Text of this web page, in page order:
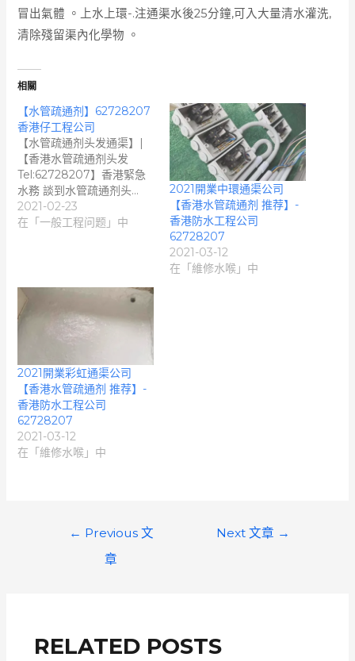
冒出氣體 。上水上環-.注通渠水後25分鐘,可入大量清水灌洗,
清除殘留渠內化學物 。
相關
【水管疏通剂】62728207
香港仔工程公司
【水管疏通剂头发通渠】|
【香港水管疏通剂头发
Tel:62728207】香港緊急
水務 談到水管疏通剂头…
2021-02-23
在「一般工程问题」中
2021開業中環通渠公司
【香港水管疏通剂 推荐】-
香港防水工程公司
62728207
2021-03-12
在「維修水喉」中
2021開業彩虹通渠公司
【香港水管疏通剂 推荐】-
香港防水工程公司
62728207
2021-03-12
在「維修水喉」中
← Previous 文
章
Next 文章 →
RELATED POSTS